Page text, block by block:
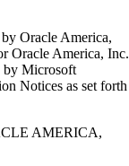
Oracle America,
Oracle America, Inc.
by Microsoft
Notices as set forth
AMERICA,